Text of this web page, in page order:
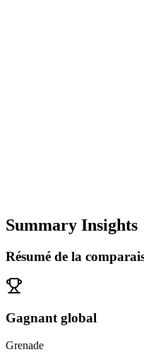
Summary Insights
Résumé de la
Gagnant global
Grenade